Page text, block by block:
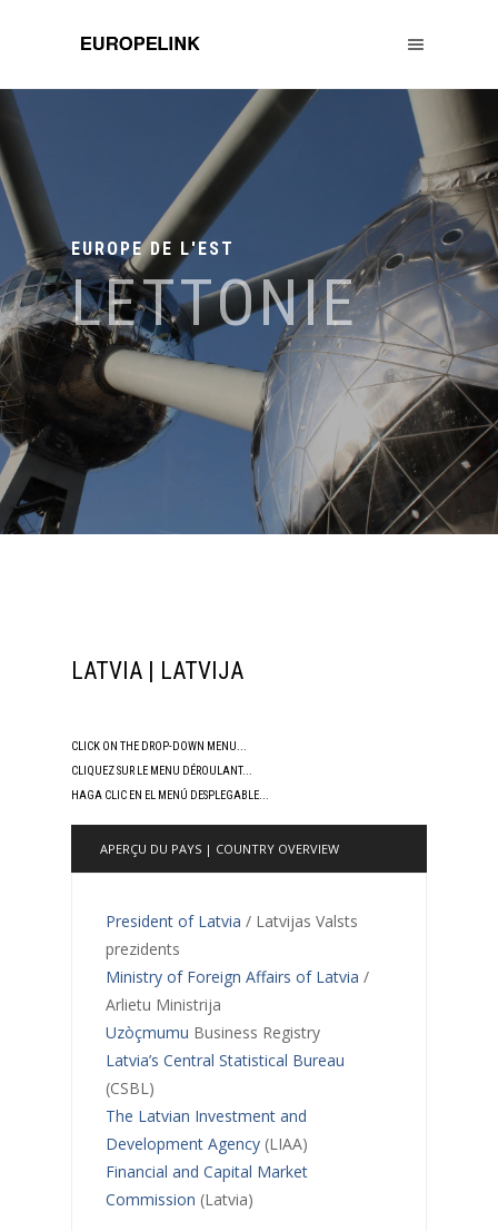
EUROPE DE L'EST
LETTONIE
LATVIA | LATVIJA
CLICK ON THE DROP-DOWN MENU...
CLIQUEZ SUR LE MENU DÉROULANT...
HAGA CLIC EN EL MENÚ DESPLEGABLE...
APERÇU DU PAYS | COUNTRY OVERVIEW
President of Latvia / Latvijas Valsts
prezidents
Ministry of Foreign Affairs of Latvia /
Arlietu Ministrija
Uzòçmumu Business Registry
Latvia’s Central Statistical Bureau
(CSBL)
The Latvian Investment and
Development Agency (LIAA)
Financial and Capital Market
Commission (Latvia)